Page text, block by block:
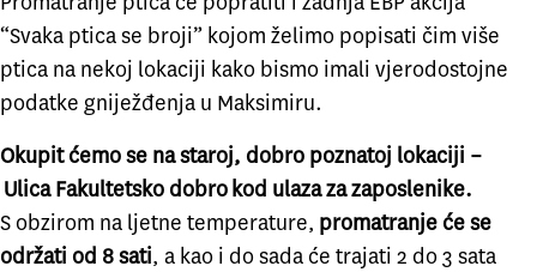
“Svaka ptica se broji” kojom želimo popisati čim više
ptica na nekoj lokaciji kako bismo imali vjerodostojne
podatke gniježđenja u Maksimiru.
Okupit ćemo se na staroj, dobro poznatoj lokaciji –
Ulica Fakultetsko dobrokod ulaza za zaposlenike.
S obzirom na ljetne temperature, promatranje će se
održati od 8 sati, a kao i do sada će trajati 2 do 3 sata